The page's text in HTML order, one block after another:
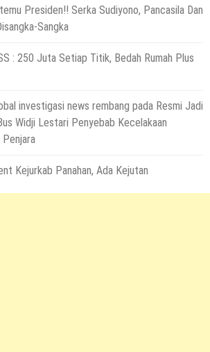
Presiden!! Serka Sudiyono, Pancasila Dan
Sangka
: 250 Juta Setiap Titik, Bedah Rumah Plus
investigasi news rembang pada Resmi Jadi
Widji Lestari Penyebab Kecelakaan
Penjara
Kejurkab Panahan, Ada Kejutan